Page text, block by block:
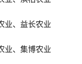
业、益长农业
业、集博农业